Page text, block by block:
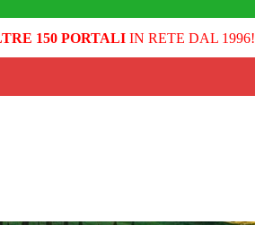
150 PORTALIIN RETE DAL 1996!